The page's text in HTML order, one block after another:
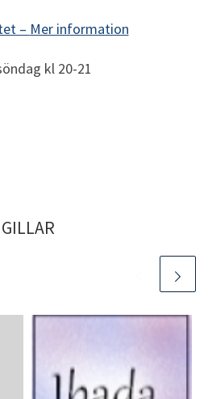
– Mer information
kl 20-21